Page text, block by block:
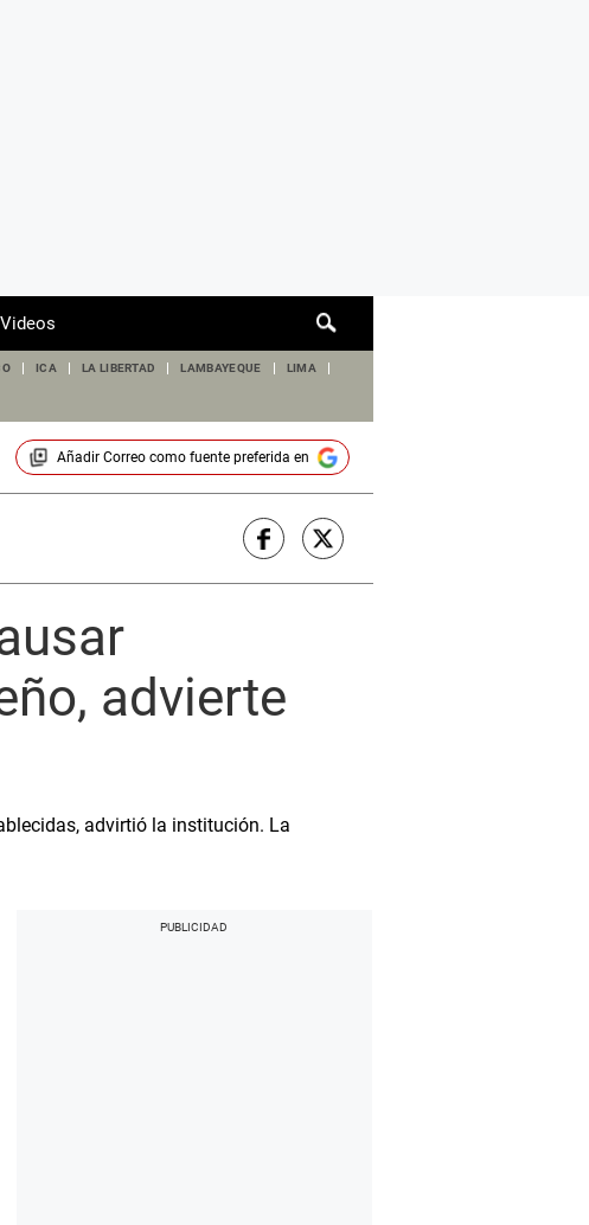
de
Videos
ICA LA LIBERTAD LAMBAYEQUE LIMA
Añadir Correocomo fuente preferida en
advierte
advirtió la institución. La